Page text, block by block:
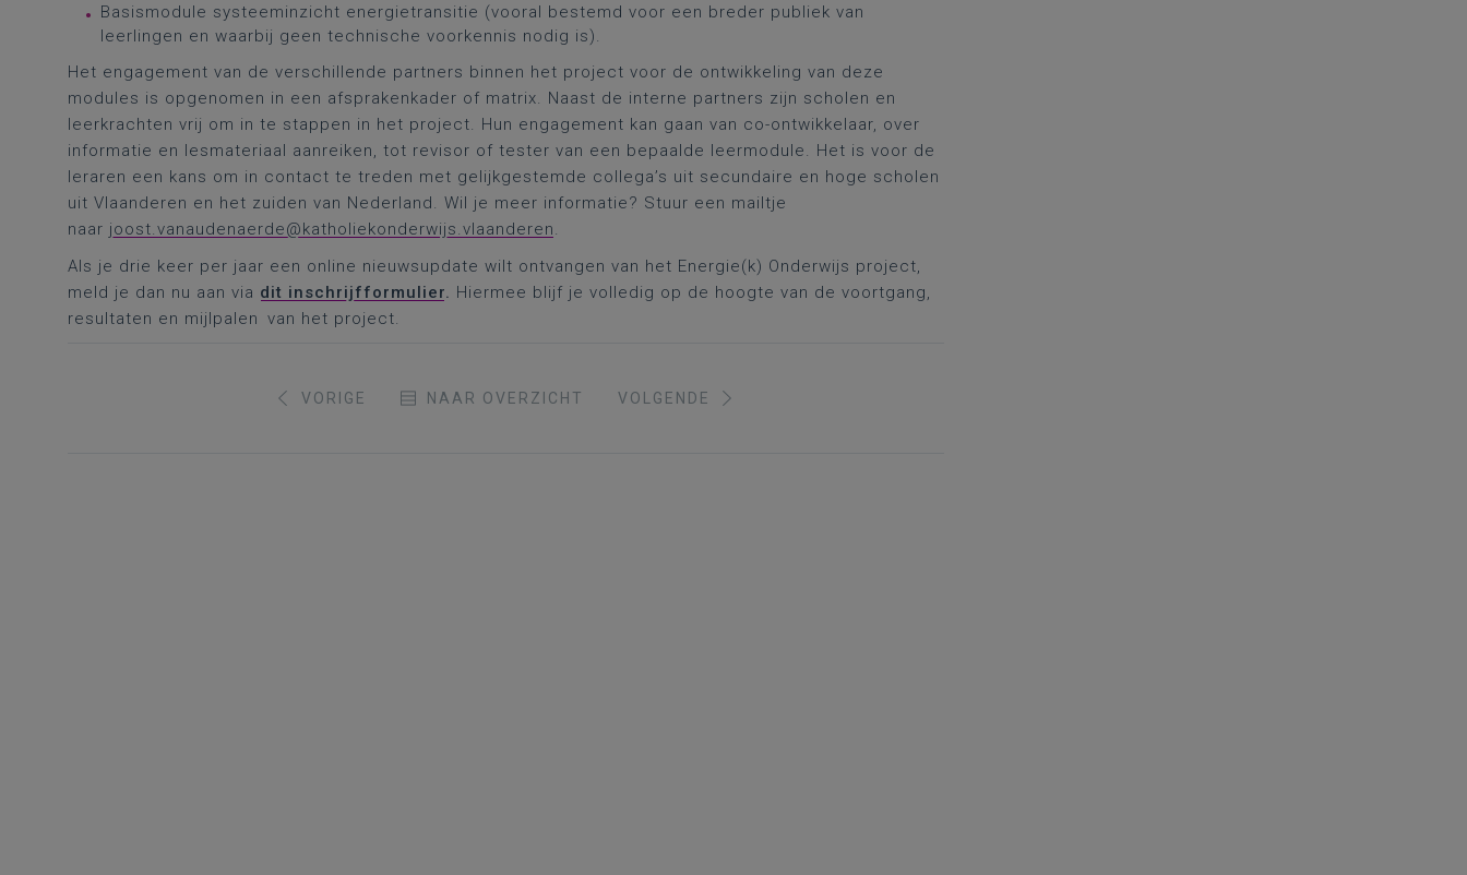
Basismodule systeeminzicht energietransitie (vooral bestemd voor een breder publiek van
leerlingen en waarbij geen technische voorkennis nodig is).
Het engagement van de verschillende partners binnen het project voor de ontwikkeling van deze
modules is opgenomen in een afsprakenkader of matrix. Naast de interne partners zijn scholen en
leerkrachten vrij om in te stappen in het project. Hun engagement kan gaan van co-ontwikkelaar, over
informatie en lesmateriaal aanreiken, tot revisor of tester van een bepaalde leermodule. Het is voor de
leraren een kans om in contact te treden met gelijkgestemde collega’s uit secundaire en hoge scholen
uit Vlaanderen en het zuiden van Nederland. Wil je meer informatie? Stuur een mailtje
naar joost.vanaudenaerde@katholiekonderwijs.vlaanderen.
Als je drie keer per jaar een online nieuwsupdate wilt ontvangen van het Energie(k) Onderwijs project,
meld je dan nu aan via dit inschrijfformulier. Hiermee blijf je volledig op de hoogte van de voortgang,
resultaten en mijlpalen van het project.
VORIGE NAAR OVERZICHT VOLGENDE